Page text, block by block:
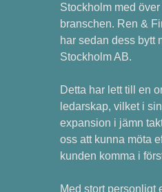
Stockholm med
branschen. Ren &
har sedan dess bytt
Stockholm AB.
Detta har lett till en
ledarskap, vilket i
expansion i jämn
oss att kunna möta
kunden komma i
Med stort personligt